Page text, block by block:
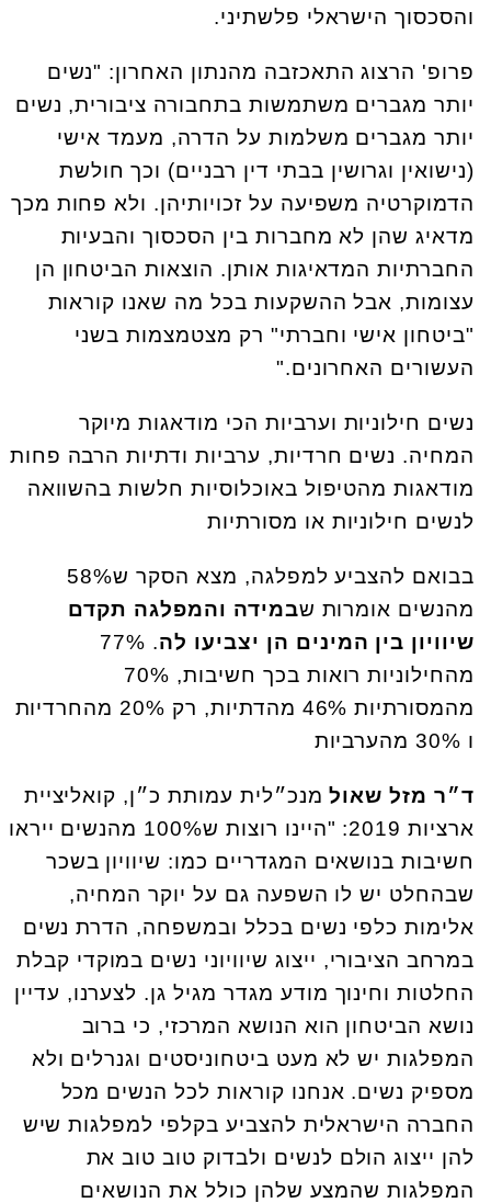
והסכסוך הישראלי פלשתיני.
פרופ' הרצוג התאכזבה מהנתון האחרון: "נשים
יותר מגברים משתמשות בתחבורה ציבורית, נשים
יותר מגברים משלמות על הדרה, מעמד אישי
(נישואין וגרושין בבתי דין רבניים) וכך חולשת
הדמוקרטיה משפיעה על זכויותיהן. ולא פחות מכך
מדאיג שהן לא מחברות בין הסכסוך והבעיות
החברתיות המדאיגות אותן. הוצאות הביטחון הן
עצומות, אבל ההשקעות בכל מה שאנו קוראות
"ביטחון אישי וחברתי" רק מצטמצמות בשני
העשורים האחרונים."
נשים חילוניות וערביות הכי מודאגות מיוקר
המחיה. נשים חרדיות, ערביות ודתיות הרבה פחות
מודאגות מהטיפול באוכלוסיות חלשות בהשוואה
לנשים חילוניות או מסורתיות
בבואם להצביע למפלגה, מצא הסקר ש58%
מהנשים אומרות שבמידה והמפלגה תקדם
שיוויון בין המינים הן יצביעו לה
. 77%
מהחילוניות רואות בכך חשיבות, 70%
מהמסורתיות 46% מהדתיות, רק 20% מהחרדיות
ו 30% מהערביות
ד״ר מזל שאולמנכ״לית עמותת כ״ן, קואליציית
ארציות 2019: "היינו רוצות ש100% מהנשים ייראו
חשיבות בנושאים המגדריים כמו: שיוויון בשכר
שבהחלט יש לו השפעה גם על יוקר המחיה,
אלימות כלפי נשים בכלל ובמשפחה, הדרת נשים
במרחב הציבורי, ייצוג שיוויוני נשים במוקדי קבלת
החלטות וחינוך מודע מגדר מגיל גן. לצערנו, עדיין
נושא הביטחון הוא הנושא המרכזי, כי ברוב
המפלגות יש לא מעט ביטחוניסטים וגנרלים ולא
מספיק נשים. אנחנו קוראות לכל הנשים מכל
החברה הישראלית להצביע בקלפי למפלגות שיש
להן ייצוג הולם לנשים ולבדוק טוב טוב את
המפלגות שהמצע שלהן כולל את הנושאים